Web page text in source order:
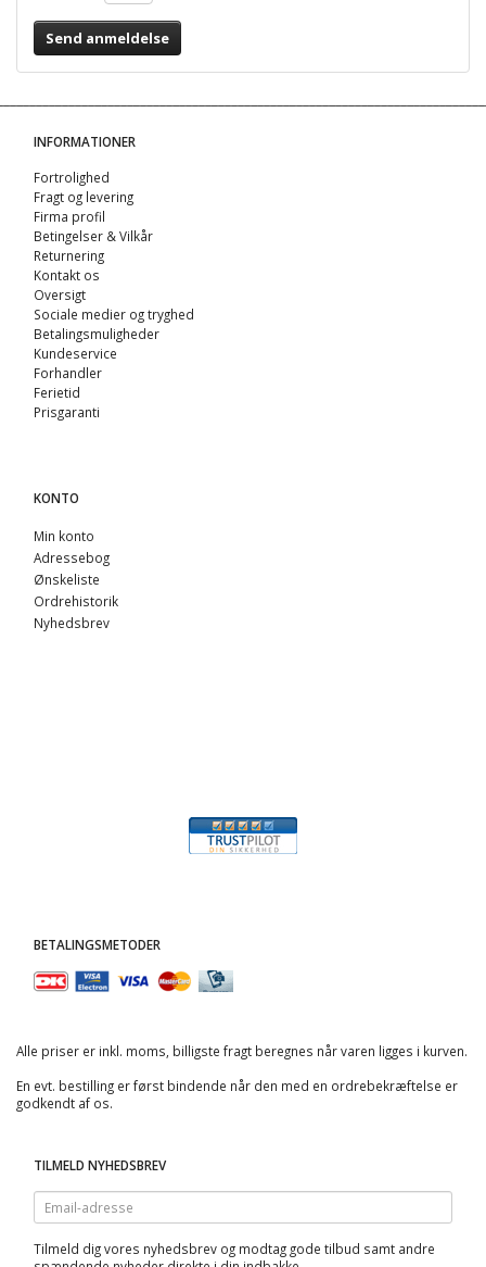
Send anmeldelse
INFORMATIONER
Fortrolighed
Fragt og levering
Firma profil
Betingelser & Vilkår
Returnering
Kontakt os
Oversigt
Sociale medier og tryghed
Betalingsmuligheder
Kundeservice
Forhandler
Ferietid
Prisgaranti
KONTO
Min konto
Adressebog
Ønskeliste
Ordrehistorik
Nyhedsbrev
BETALINGSMETODER
Alle priser er inkl. moms, billigste fragt beregnes når varen ligges i kurven.
En evt. bestilling er først bindende når den med en ordrebekræftelse er
godkendt af os.
TILMELD NYHEDSBREV
Email-
adresse
Tilmeld dig vores nyhedsbrev og modtag gode tilbud samt andre